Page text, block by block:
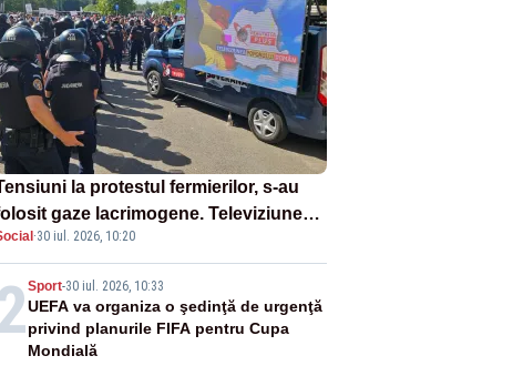
la protestul fermierilor, s-au
gaze lacrimogene. Televiziunea
face apel la calm – LIVE
·30 iul. 2026, 10:20
Sport-30 iul. 2026, 10:33
UEFA va organiza o şedinţă de urgenţă
privind planurile FIFA pentru Cupa
Mondială